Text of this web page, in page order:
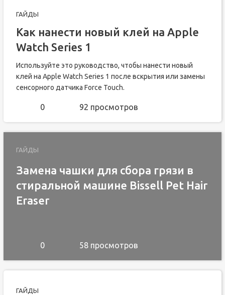
ГАЙДЫ
Как нанести новый клей на Apple
Watch Series 1
Используйте это руководство, чтобы нанести новый
клей на Apple Watch Series 1 после вскрытия или замены
сенсорного датчика Force Touch.
0 92 просмотров
ГАЙДЫ
Замена чашки для сбора грязи в
стиральной машине Bissell Pet Hair
Eraser
0 58 просмотров
ГАЙДЫ